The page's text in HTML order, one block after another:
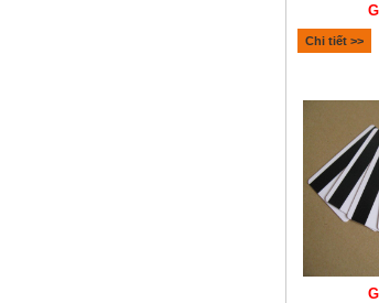
Chi tiết >>